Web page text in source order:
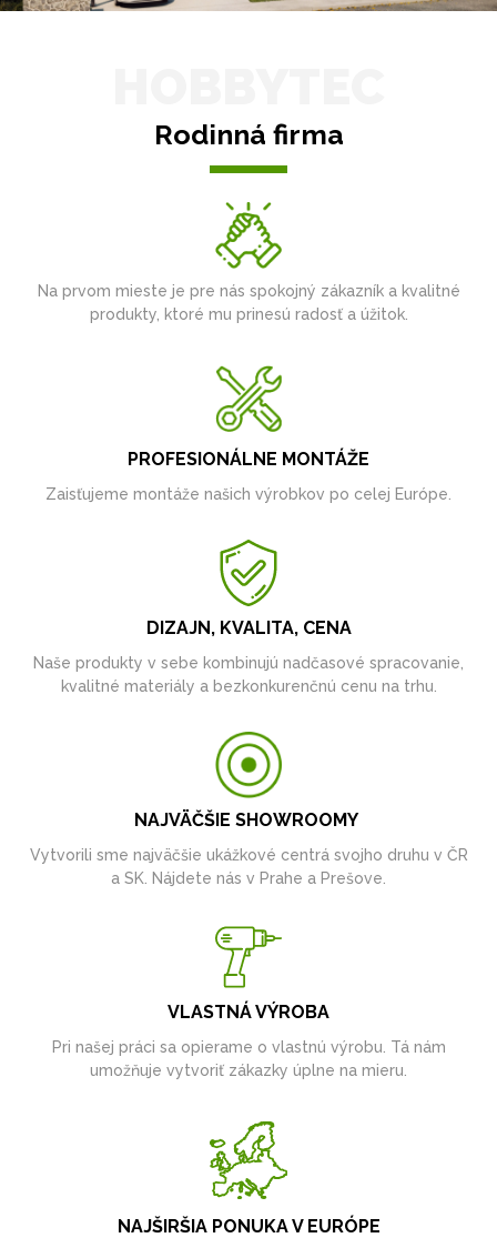
Rodinná firma
Na prvom mieste je pre nás spokojný zákazník a kvalitné
produkty, ktoré mu prinesú radosť a úžitok.
PROFESIONÁLNE MONTÁŽE
Zaisťujeme montáže našich výrobkov po celej Európe.
DIZAJN, KVALITA, CENA
Naše produkty v sebe kombinujú nadčasové spracovanie,
kvalitné materiály a bezkonkurenčnú cenu na trhu.
NAJVÄČŠIE SHOWROOMY
Vytvorili sme najväčšie ukážkové centrá svojho druhu v ČR
a SK. Nájdete nás v Prahe a Prešove.
VLASTNÁ VÝROBA
Pri našej práci sa opierame o vlastnú výrobu. Tá nám
umožňuje vytvoriť zákazky úplne na mieru.
NAJŠIRŠIA PONUKA V EURÓPE